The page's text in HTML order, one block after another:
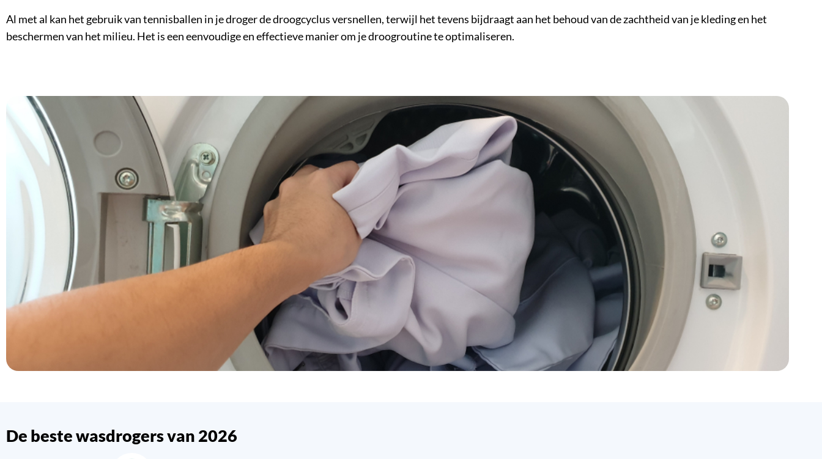
Al met al kan het gebruik van tennisballen in je droger de droogcyclus versnellen, terwijl het tevens bijdraagt aan het behoud van de zachtheid van je kleding en het
beschermen van het milieu. Het is een eenvoudige en effectieve manier om je droogroutine te optimaliseren.
De beste wasdrogers van 2026